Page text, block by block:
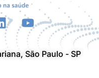
São Paulo - SP